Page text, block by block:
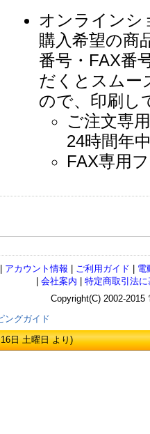
オンラインシ
購入希望の商
番号・FAX番
だくとスムー
ので、印刷し
ご注文専
24時間年
FAX専用
| アカウント情報 | ご利用ガイド | 電
| 会社案内 | 特定商取引法
Copyright(C) 2002-
ングガイド
日 土曜日 より)